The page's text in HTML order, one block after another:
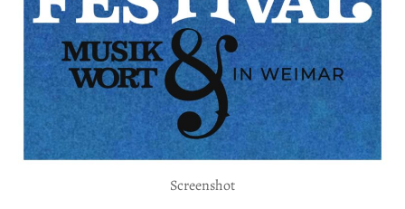
Screenshot